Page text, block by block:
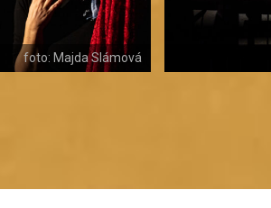
foto: Majda Slámová